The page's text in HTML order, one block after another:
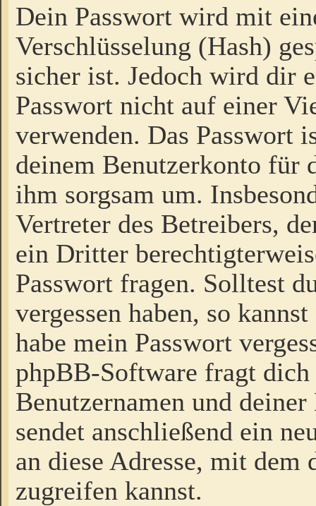
Dein Passwort wird mit
Verschlüsselung (Hash)
sicher ist. Jedoch wird dir
Passwort nicht auf einer
verwenden. Das Passwort
deinem Benutzerkonto für
ihm sorgsam um.
Vertreter des Betreibers,
ein Dritter
Passwort fragen. Solltest
vergessen haben, so
habe mein Passwort
phpBB-Software fragt dich
Benutzernamen und
sendet anschließend ein
an diese Adresse, mit dem
zugreifen kannst.